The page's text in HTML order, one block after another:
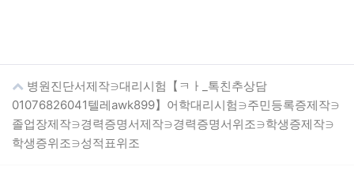
병원진단서제작∋대리시험【ㅋㅏ_톡친추상담
01076826041텔레awk899】어학대리시험∋주민등록증제작∋
졸업장제작∋경력증명서제작∋경력증명서위조∋학생증제작∋
학생증위조∋성적표위조